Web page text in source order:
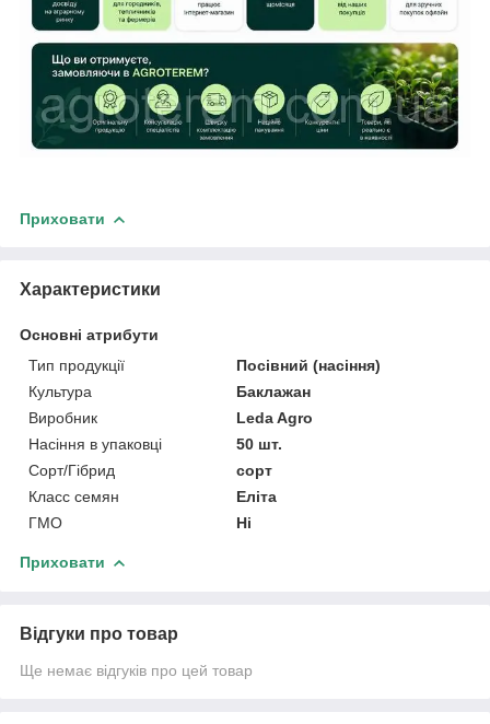
Приховати
Характеристики
Основні атрибути
Тип продукції
Посівний (насіння)
Культура
Баклажан
Виробник
Leda Agro
Насіння в упаковці
50 шт.
Сорт/Гібрид
сорт
Класс семян
Еліта
ГМО
Ні
Приховати
Відгуки про товар
Ще немає відгуків про цей товар